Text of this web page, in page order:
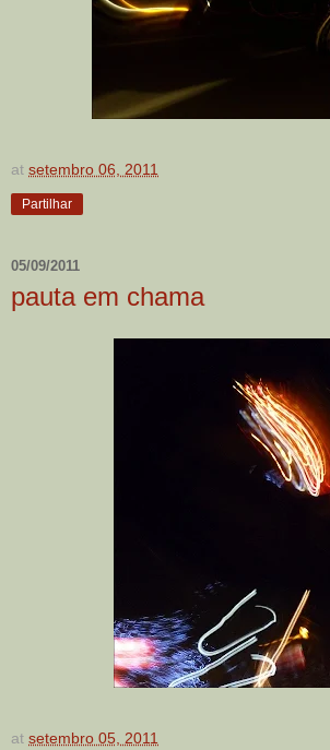
at setembro 06, 2011
Partilhar
05/09/2011
pauta em chama
at setembro 05, 2011